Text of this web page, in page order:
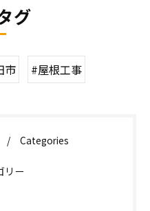
グ
市 #屋根工事
Categories
リー